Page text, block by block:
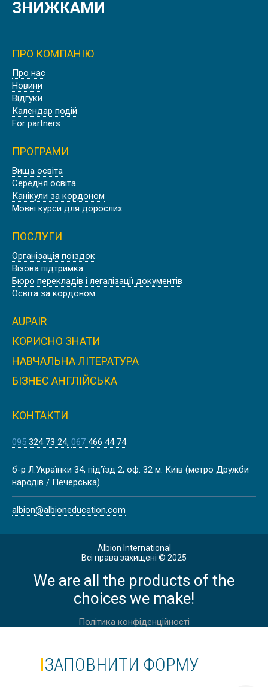
ЗНИЖКАМИ
ПРО КОМПАНІЮ
Про нас
Новини
Відгуки
Календар подій
For partners
ПРОГРАМИ
Вища освіта
Середня освіта
Канікули за кордоном
Мовні курси для дорослих
ПОСЛУГИ
Організація поїздок
Візова підтримка
Бюро перекладів і легалізації документів
Освіта за кордоном
AUPAIR
КОРИСНО ЗНАТИ
НАВЧАЛЬНА ЛІТЕРАТУРА
БІЗНЕС АНГЛІЙСЬКА
КОНТАКТИ
095 324 73 24 067 466 44 74
б-р Л.Українки 34, під’їзд 2, оф. 32 м. Київ (метро Дружби
народів / Печерська)
albion@albioneducation.com
Albion International
Всі права захищені © 2025
We are all the products of the
choices we make!
Політика конфіденційності
ЗАПОВНИТИ ФОРМУ